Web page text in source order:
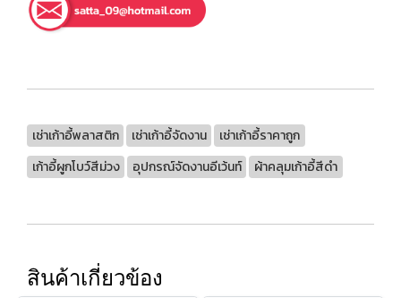
เช่าเก้าอี้พลาสติก เช่าเก้าอี้จัดงาน
เช่าเก้าอี้ราคาถูก
เก้าอี้ผูกโบว์สีม่วง
อุปกรณ์จัดงานอีเว้นท์ ผ้าคลุมเก้าอี้สีดำ
สินค้าเกี่ยวข้อง